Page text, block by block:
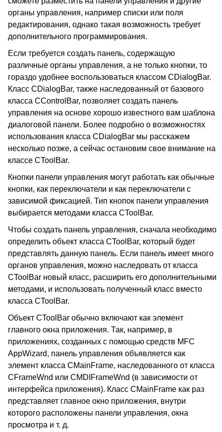
органы управления, например списки или поля
редактирования, однако такая возможность требует
дополнительного программирования.
Если требуется создать панель, содержащую
различные органы управления, а не только кнопки, то
гораздо удобнее воспользоваться классом CDialogBar.
Класс CDialogBar, также наследованный от базового
класса CControlBar, позволяет создать панель
управления на основе хорошо известного вам шаблона
диалоговой панели. Более подробно о возможностях
использования класса CDialogBar мы расскажем
несколько позже, а сейчас остановим свое внимание на
классе CToolBar.
Кнопки панели управления могут работать как обычные
кнопки, как переключатели и как переключатели с
зависимой фиксацией. Тип кнопок панели управления
выбирается методами класса CToolBar.
Чтобы создать панель управления, сначала необходимо
определить объект класса CToolBar, который будет
представлять данную панель. Если панель имеет много
органов управления, можно наследовать от класса
CToolBar новый класс, расширить его дополнительными
методами, и использовать полученный класс вместо
класса CToolBar.
Объект CToolBar обычно включают как элемент
главного окна приложения. Так, например, в
приложениях, созданных с помощью средств MFC
AppWizard, панель управления объявляется как
элемент класса CMainFrame, наследованного от класса
CFrameWnd или CMDIFrameWnd (в зависимости от
интерфейса приложения). Класс CMainFrame как раз
представляет главное окно приложения, внутри
которого расположены панели управления, окна
просмотра и т. д.